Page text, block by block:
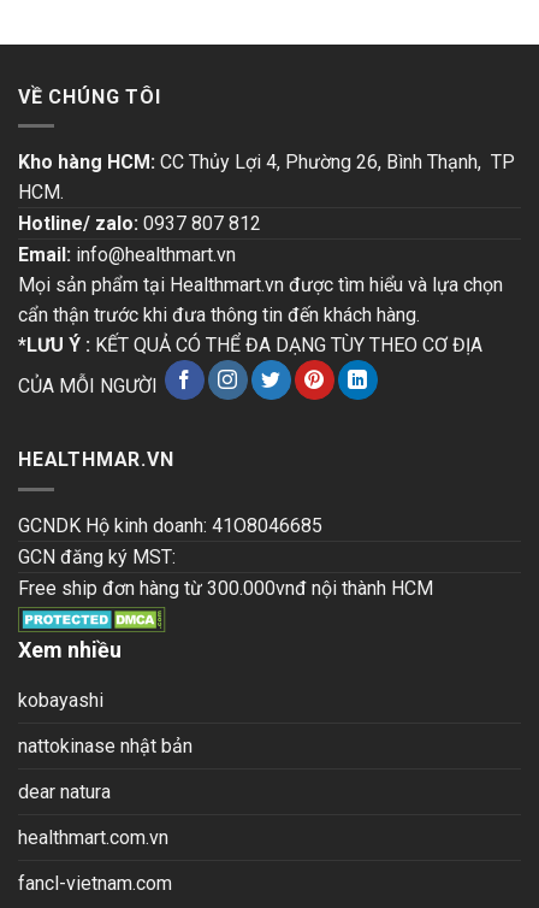
VỀ CHÚNG TÔI
Kho hàng HCM: CC Thủy Lợi 4, Phường 26, Bình Thạnh, TP
HCM.
Hotline/ zalo: 0937 807 812
Email: info@healthmart.vn
Mọi sản phẩm tại Healthmart.vn được tìm hiểu và lựa chọn
cẩn thận trước khi đưa thông tin đến khách hàng.
*LƯU Ý : KẾT QUẢ CÓ THỂ ĐA DẠNG TÙY THEO CƠ ĐỊA
CỦA MỖI NGƯỜI
HEALTHMAR.VN
GCNDK Hộ kinh doanh: 41O8046685
GCN đăng ký MST:
Free ship đơn hàng từ 300.000vnđ nội thành HCM
Xem nhiều
kobayashi
nattokinase nhật bản
dear natura
healthmart.com.vn
fancl-vietnam.com